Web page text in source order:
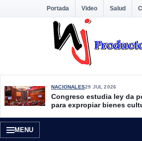
Portada Video Salud
NACIONALES29 JUL 2026
Congreso estudia ley da
para expropiar bienes
MENU